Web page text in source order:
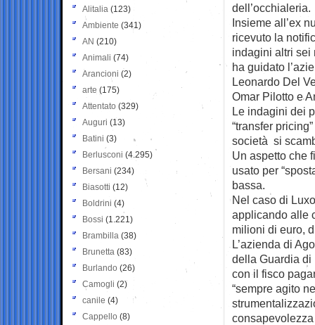
dell’occhialeria.
Insieme all’ex
ricevuto la
indagini altri sei
ha guidato
Leonardo Del
Omar Pilotto e
Le indagini dei
“transfer
società si
Un aspetto che
usato per
bassa.
Nel caso di
applicando alle
milioni di euro,
L’azienda di
della Guardia di
con il fisco
“sempre agito
Alitalia (123)
Ambiente (341)
AN (210)
Animali (74)
Arancioni (2)
arte (175)
Attentato (329)
Auguri (13)
Batini (3)
Berlusconi (4.295)
Bersani (234)
Biasotti (12)
Boldrini (4)
Bossi (1.221)
Brambilla (38)
Brunetta (83)
Burlando (26)
Camogli (2)
canile (4)
Cappello (8)